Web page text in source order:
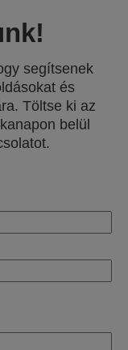
segítsenek
és
Töltse ki az
belül